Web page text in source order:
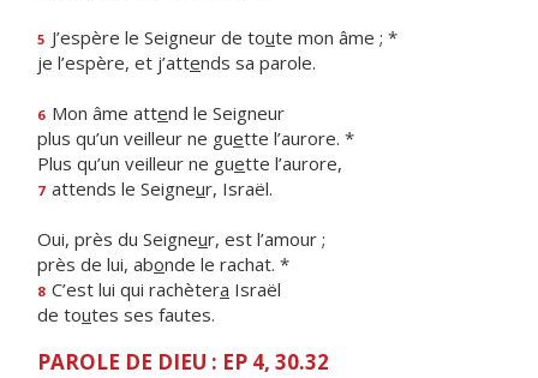
5 J’espère le Seigneur de toute mon âme ; *
je l’espère, et j’attends sa parole.
6 Mon âme attend le Seigneur
plus qu’un veilleur ne guette l’aurore. *
Plus qu’un veilleur ne guette l’aurore,
7 attends le Seigneur, Israël.
Oui, près du Seigneur, est l’amour ;
près de lui, abonde le rachat. *
8 C’est lui qui rachètera Israël
de toutes ses fautes.
PAROLE DE DIEU : EP 4, 30.32